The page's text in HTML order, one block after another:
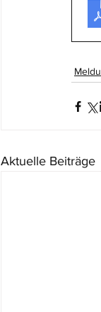
Aktuelle Beiträge